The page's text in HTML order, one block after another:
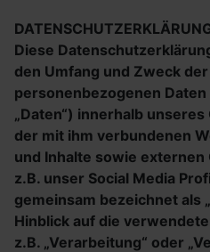
Diese
den Umfang und Zweck
personenbezogenen
„Daten“) innerhalb
der mit ihm verbundenen
und Inhalte sowie
z.B. unser Social Media
gemeinsam bezeichnet als
Hinblick auf die
z.B. „Verarbeitung“ oder